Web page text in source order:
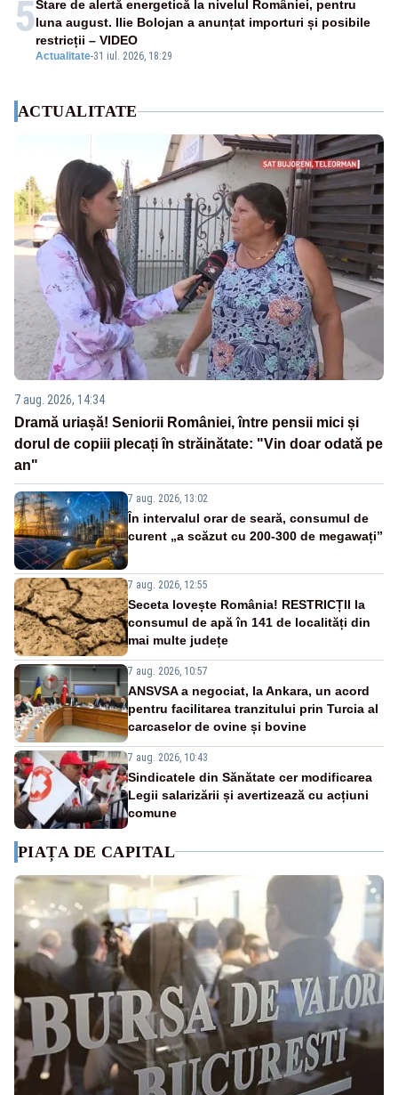
5
Actualitate-31 iul. 2026, 18:29
Stare de alertă energetică la nivelul României, pentru
luna august. Ilie Bolojan a anunțat importuri și posibile
restricții – VIDEO
ACTUALITATE
7 aug. 2026, 14:34
Dramă uriașă! Seniorii României, între pensii mici și
dorul de copiii plecați în străinătate: "Vin doar odată pe
an"
7 aug. 2026, 13:02
În intervalul orar de seară, consumul de
curent „a scăzut cu 200-300 de megawați”
7 aug. 2026, 12:55
Seceta lovește România! RESTRICȚII la
consumul de apă în 141 de localități din
mai multe județe
7 aug. 2026, 10:57
ANSVSA a negociat, la Ankara, un acord
pentru facilitarea tranzitului prin Turcia al
carcaselor de ovine și bovine
7 aug. 2026, 10:43
Sindicatele din Sănătate cer modificarea
Legii salarizării și avertizează cu acțiuni
comune
PIAȚA DE CAPITAL